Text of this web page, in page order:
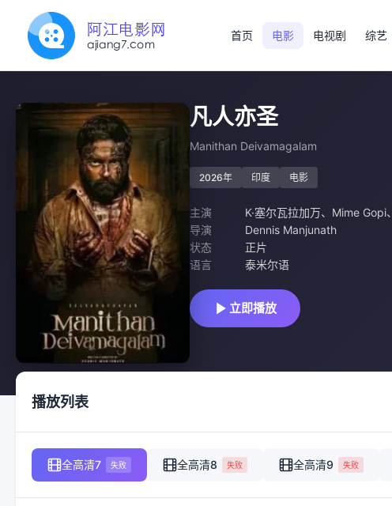
首页 电影 电视剧 综艺
凡人亦圣
Manithan Deivamagalam
2026年 印度 电影
主演 K·塞尔瓦拉加万、 Mime Gopi、
导演
Dennis Manjunath
状态
正片
语言
泰米尔语
立即播放
播放列表
全高清7 失败 全高清8 失败 全高清9 失败